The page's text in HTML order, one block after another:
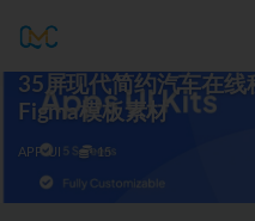
35屏现代简约汽车在线
Figma模板素材
APP UI 15